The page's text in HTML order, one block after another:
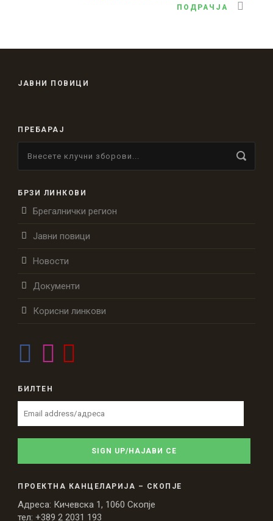
ПОДРАЧЈА
ЈАВНИ ПОВИЦИ
ПРЕБАРАЈ
БРЗИ ЛИНКОВИ
Брегалнички регион
Јавни повици
Новости
Документи
Корисни линкови
БИЛТЕН
ПРОЕКТНА КАНЦЕЛАРИЈА – СКОПЈЕ
Адреса: Кичевска 1, 1060 Скопје
тел: +389 2 2031 193